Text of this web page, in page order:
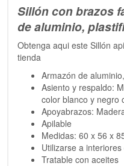
Sillón con brazos
de aluminio,
Obtenga aqui este Sillón
tienda
Armazón de
Asiento y respaldo:
color blanco y negro
Apoyabrazos:
Apilable
Medidas: 60 x 56 x
Utilizarse a
Tratable con aceites